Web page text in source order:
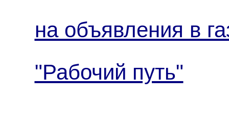
на объявления в
"Рабочий путь"